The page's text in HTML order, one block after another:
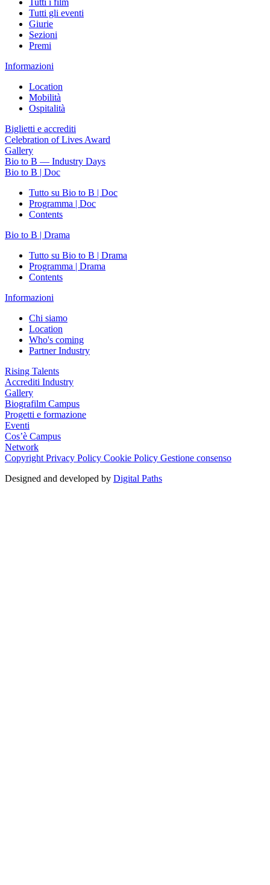
Tutti gli eventi
Giurie
Sezioni
Premi
Informazioni
Location
Mobilità
Ospitalità
Biglietti e accrediti
Celebration of Lives Award
Gallery
Bio to B — Industry Days
Bio to B | Doc
Tutto su Bio to B | Doc
Programma | Doc
Contents
Bio to B | Drama
Tutto su Bio to B | Drama
Programma | Drama
Contents
Informazioni
Chi siamo
Location
Who's coming
Partner Industry
Rising Talents
Accrediti Industry
Gallery
Biografilm Campus
Progetti e formazione
Eventi
Cos’è Campus
Network
Copyright Privacy Policy Cookie Policy Gestione consenso
Designed and developed by Digital Paths